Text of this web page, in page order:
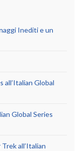
Inediti e un
all’Italian Global
Global Series
all’Italian